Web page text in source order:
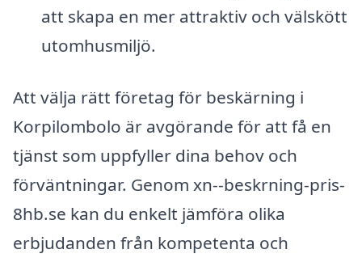
att skapa en mer attraktiv och välskött
utomhusmiljö.
Att välja rätt företag för beskärning i
Korpilombolo är avgörande för att få en
tjänst som uppfyller dina behov och
förväntningar. Genom xn--beskrning-pris-
8hb.se kan du enkelt jämföra olika
erbjudanden från kompetenta och